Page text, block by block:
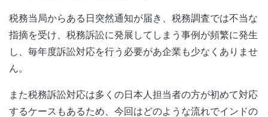
税務当局からある日突然通知が届き、税務調査では不当な
指摘を受け、税務訴訟に発展してしまう事例が頻繁に発生
し、毎年度訴訟対応を行う必要があ企業も少なくありませ
ん。
また税務訴訟対応は多くの日本人担当者の方が初めて対応
するケースもあるため、今回はどのような流れでインドの